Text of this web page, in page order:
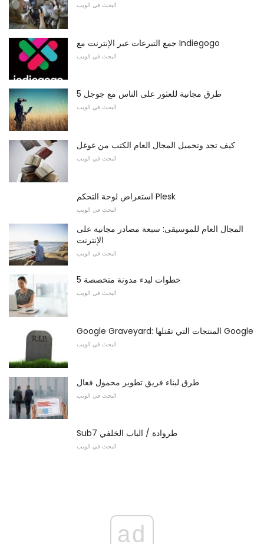
البحث في الويب
جمع التبرعات عبر الإنترنت مع Indiegogo
البحث في الويب
5 طرق مجانية للعثور على الناس مع جوجل
البحث في الويب
كيف تجد وتحميل المجال العام الكتب من غوغل
البحث في الويب
استعراض لوحة التحكم Plesk
البحث في الويب
المجال العام للموسيقى: سبعة مصادر مجانية على
الإنترنت
البحث في الويب
5 خطوات لبدء مدونة متخصصة
البحث في الويب
Google Graveyard: المنتجات التي تقتلها Google
البحث في الويب
طرق لبناء فريق تطوير محمول فعال
البحث في الويب
Sub7 طروادة / الباب الخلفي
البحث في الويب
ad